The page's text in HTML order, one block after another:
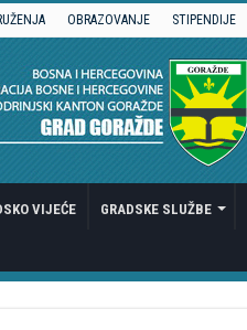
OBRAZOVANJE STIPENDIJE
VIJEĆE GRADSKE SLUŽBE